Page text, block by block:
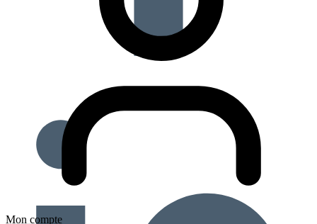
Mon compte